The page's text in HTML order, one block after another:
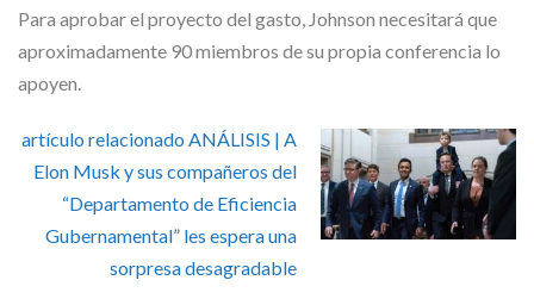
Para aprobar el proyecto del gasto, Johnson necesitará que
aproximadamente 90 miembros de su propia conferencia lo
apoyen.
artículo relacionado ANÁLISIS | A
Elon Musk y sus compañeros del
“Departamento de Eficiencia
Gubernamental” les espera una
sorpresa desagradable